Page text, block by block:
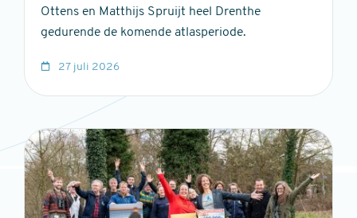
Ottens en Matthijs Spruijt heel Drenthe
gedurende de komende atlasperiode.
27 juli 2026